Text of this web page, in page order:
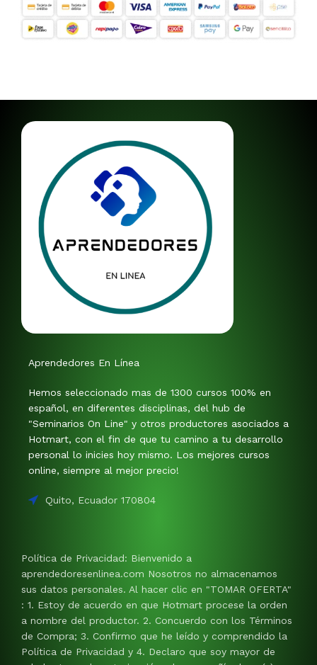
Aprendedores En Línea
Hemos seleccionado mas de 1300 cursos 100% en
español, en diferentes disciplinas, del hub de
"Seminarios On Line" y otros productores asociados a
Hotmart, con el fin de que tu camino a tu desarrollo
personal lo inicies hoy mismo. Los mejores cursos
online, siempre al mejor precio!
Quito, Ecuador 170804
Política de Privacidad: Bienvenido a
aprendedoresenlinea.com Nosotros no almacenamos
sus datos personales. Al hacer clic en "TOMAR OFERTA"
: 1. Estoy de acuerdo en que Hotmart procese la orden
a nombre del productor. 2. Concuerdo con los Términos
de Compra; 3. Confirmo que he leído y comprendido la
Política de Privacidad y 4. Declaro que soy mayor de